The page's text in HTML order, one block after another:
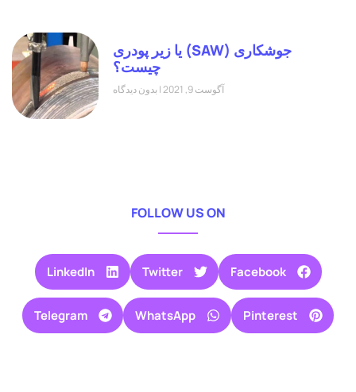
جوشکاری (SAW) یا زیر پودری
چیست؟
آگوست 9, 2021 بدون دیدگاه
FOLLOW US ON
Facebook
Twitter
LinkedIn
Pinterest
WhatsApp
Telegram